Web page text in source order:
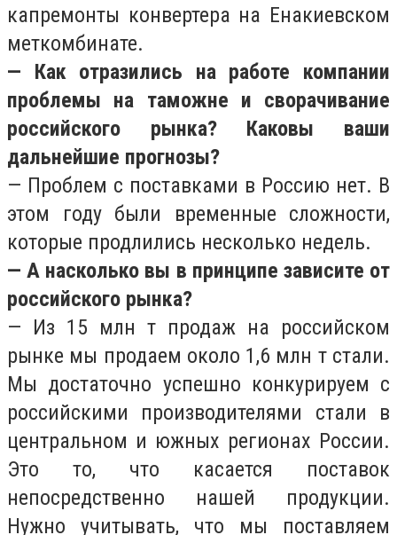
капремонты конвертера на Енакиевском
меткомбинате.
— Как отразились на работе компании
проблемы на таможне и сворачивание
российского рынка? Каковы ваши
дальнейшие прогнозы?
— Проблем с поставками в Россию нет. В
этом году были временные сложности,
которые продлились несколько недель.
— А насколько вы в принципе зависите от
российского рынка?
— Из 15 млн т продаж на российском
рынке мы продаем около 1,6 млн т стали.
Мы достаточно успешно конкурируем с
российскими производителями стали в
центральном и южных регионах России.
Это то, что касается поставок
непосредственно нашей продукции.
Нужно учитывать, что мы поставляем